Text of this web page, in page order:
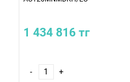
1 434 816 тг
- +